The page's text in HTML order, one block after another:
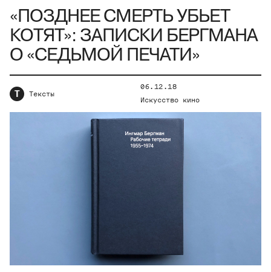
«ПОЗДНЕЕ СМЕРТЬ УБЬЕТ
КОТЯТ»: ЗАПИСКИ БЕРГМАНА
О «СЕДЬМОЙ ПЕЧАТИ»
Т Тексты
06.12.18
Искусство кино